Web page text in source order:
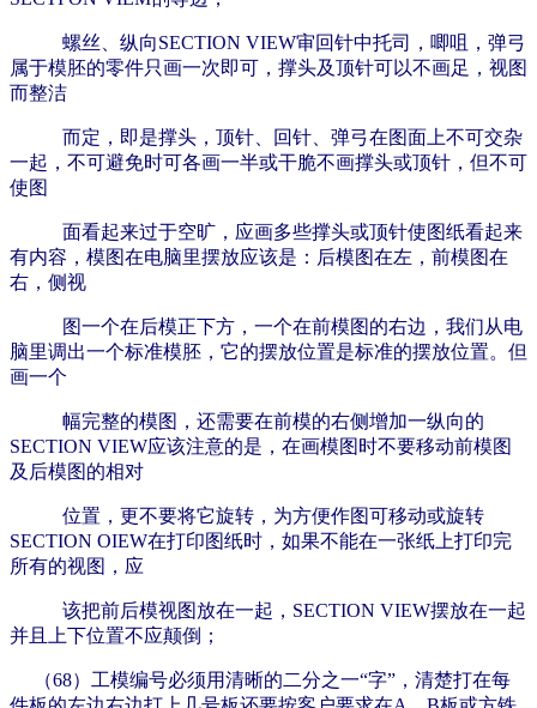
螺丝、纵向SECTION VIEW审回针中托司，唧咀，弹弓
属于模胚的零件只画一次即可，撑头及顶针可以不画足，视图
而整洁
而定，即是撑头，顶针、回针、弹弓在图面上不可交杂
一起，不可避免时可各画一半或干脆不画撑头或顶针，但不可
使图
面看起来过于空旷，应画多些撑头或顶针使图纸看起来
有内容，模图在电脑里摆放应该是：后模图在左，前模图在
右，侧视
图一个在后模正下方，一个在前模图的右边，我们从电
脑里调出一个标准模胚，它的摆放位置是标准的摆放位置。但
画一个
幅完整的模图，还需要在前模的右侧增加一纵向的
SECTION VIEW应该注意的是，在画模图时不要移动前模图
及后模图的相对
位置，更不要将它旋转，为方便作图可移动或旋转
SECTION OIEW在打印图纸时，如果不能在一张纸上打印完
所有的视图，应
该把前后模视图放在一起，SECTION VIEW摆放在一起
并且上下位置不应颠倒；
（68）工模编号必须用清晰的二分之一“字”，清楚打在每